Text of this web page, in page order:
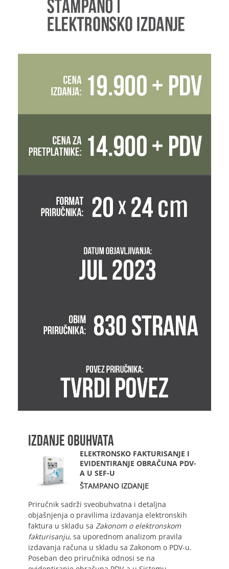
IZDANJE OBUHVATA
ELEKTRONSKO FAKTURISANJE I
EVIDENTIRANJE OBRAČUNA PDV-
A U SEF-U
ŠTAMPANO IZDANJE
Priručnik sadrži sveobuhvatna i detaljna
objašnjenja o pravilima izdavanja elektronskih
faktura u skladu sa Zakonom o elektronskom
fakturisanju, sa uporednom analizom pravila
izdavanja računa u skladu sa Zakonom o PDV-u.
Poseban deo priručnika odnosi se na